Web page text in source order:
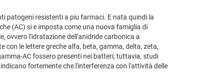
patogeni resistenti a piu farmaci. E nata quindi la
(AC) si e imposta come una nuova famiglia di
ovvero l'idratazione dell'anidride carbonica a
con le lettere greche alfa, beta, gamma, delta, zeta,
AC fossero presenti nei batteri; tuttavia, studi
fortemente che l'interferenza con l'attività delle